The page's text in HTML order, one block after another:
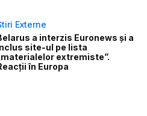
Externe
a interzis Euronews și a
site-ul pe lista
„materialelor extremiste”.
în Europa